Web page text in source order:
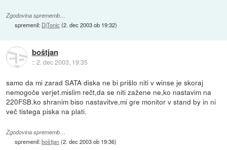
Zgodovina sprememb…
spremenil: DjTonic (2. dec 2003 ob 19:32)
boštjan
::2. dec 2003, 19:35
samo da mi zarad SATA diska ne bi prišlo niti v winse je skoraj
nemogoče verjet.mislim rečt,da se niti zažene ne,ko nastavim na
220FSB.ko shranim biso nastavitve,mi gre monitor v stand by in ni
več tistega piska na plati.
Zgodovina sprememb…
spremenil:boštjan(2. dec 2003 ob 19:36)